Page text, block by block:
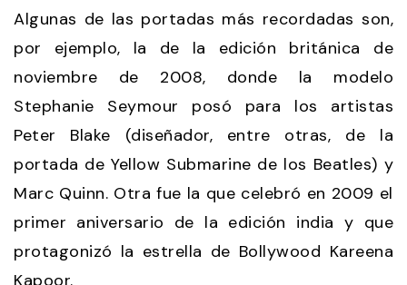
Algunas de las portadas más recordadas son,
por ejemplo, la de la edición británica de
noviembre de 2008, donde la modelo
Stephanie Seymour posó para los artistas
Peter Blake (diseñador, entre otras, de la
portada de Yellow Submarine de los Beatles) y
Marc Quinn. Otra fue la que celebró en 2009 el
primer aniversario de la edición india y que
protagonizó la estrella de Bollywood Kareena
Kapoor.